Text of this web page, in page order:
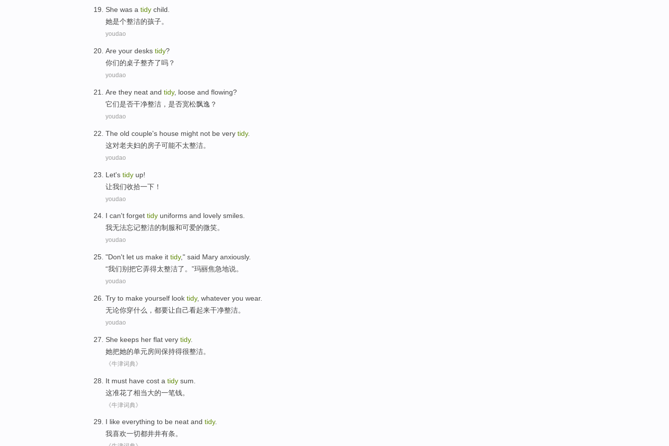
She was a tidy child.
她是个整洁的孩子。
youdao
Are your desks tidy?
你们的桌子整齐了吗？
youdao
Are they neat and tidy, loose and flowing?
它们是否干净整洁 ， 是否宽松飘逸 ？
youdao
The old couple's house might not be very tidy.
这对老夫妇的房子可能不太整洁。
youdao
Let's tidy up!
让我们收拾一下！
youdao
I can't forget tidy uniforms and lovely smiles.
我无法忘记整洁的制服和可爱的微笑。
youdao
"Don't let us make it tidy," said Mary anxiously.
“我们别把它弄得太整洁了 。”玛丽焦急地说。
youdao
Try to make yourself look tidy, whatever you wear.
无论你穿什么，都要让自己看起来干净整洁。
youdao
She keeps her flat very tidy.
她把她的单元房间保持得很整洁。
《牛津词典》
It must have cost a tidy sum
这准花了相当大的一笔钱。
《牛津词典》
I like everything to be neat and tidy.
我喜欢一切都井井有条。